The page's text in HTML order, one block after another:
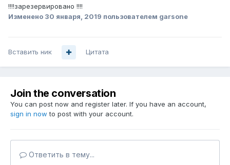
!!!!зарезервировано !!!!
Изменено 30 января, 2019 пользователем garsone
Вставить ник Цитата
Join the conversation
You can post now and register later. If you have an account,
sign in now to post with your account.
Ответить в тему...